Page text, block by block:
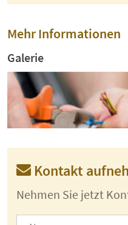
Mehr Informationen
Galerie
Kontakt
Nehmen Sie jetzt